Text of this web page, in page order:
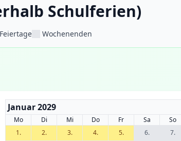
Schulferien)
Feiertage Wochenenden
Januar 2029
Mo Di Mi Do Fr Sa
So
1.
2. 3. 4. 5. 6.
7.